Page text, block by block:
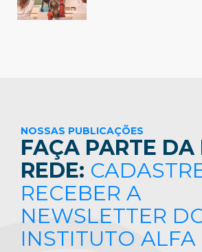
NOSSAS PUBLICAÇÕES
FAÇA PARTE DA
REDE:
RECEBER A
NEWSLETTER
INSTITUTO ALFA